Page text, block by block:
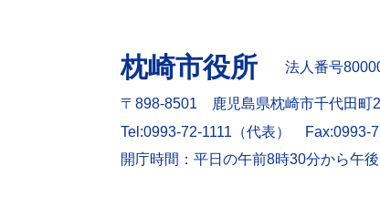
枕崎市役所 法人番号
〒898-8501 鹿児島県枕崎市千代田町
Tel:0993-72-1111（代表）
Fax:0993-
開庁時間：平日の午前8時30分から午